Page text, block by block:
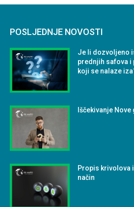
POSLJEDNJE NOVOSTI
Je li dozvoljeno
prednjih safova i
koji se nalaze
Iščekivanje
Propis krivolova
način